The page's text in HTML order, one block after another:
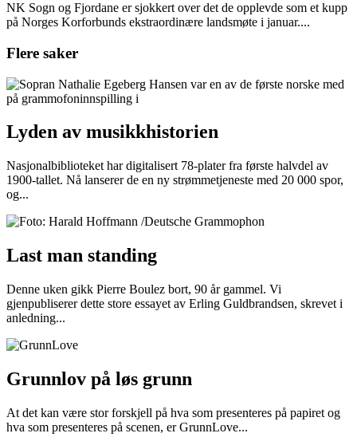
NK Sogn og Fjordane er sjokkert over det de opplevde som et kupp
på Norges Korforbunds ekstraordinære landsmøte i januar....
Flere saker
Lyden av musikkhistorien
Nasjonalbiblioteket har digitalisert 78-plater fra første halvdel av
1900-tallet. Nå lanserer de en ny strømmetjeneste med 20 000 spor,
og...
Last man standing
Denne uken gikk Pierre Boulez bort, 90 år gammel. Vi
gjenpubliserer dette store essayet av Erling Guldbrandsen, skrevet i
anledning...
Grunnlov på løs grunn
At det kan være stor forskjell på hva som presenteres på papiret og
hva som presenteres på scenen, er GrunnLove...